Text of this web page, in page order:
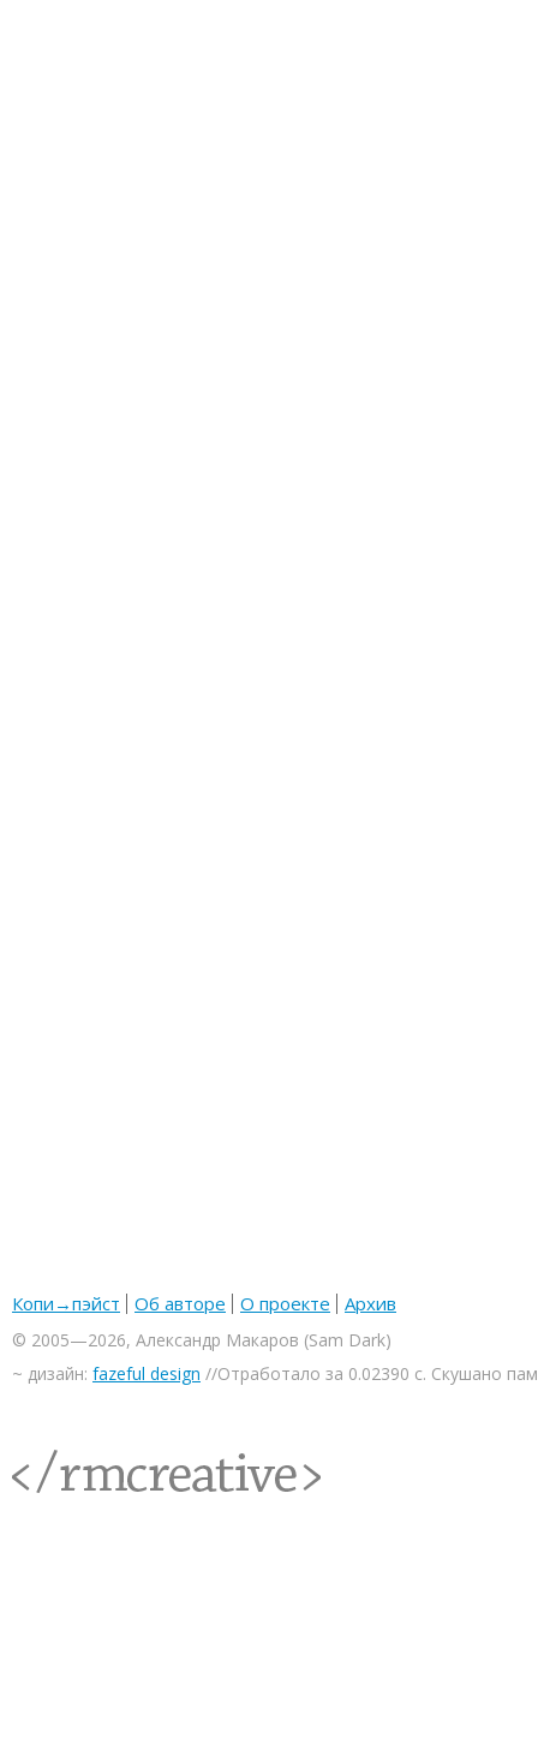
Копи→пэйст Об авторе О проекте Архив
© 2005—2026, Александр Макаров (Sam Dark)
~ дизайн: fazeful design //Отработало за 0.02390 с. Скушано
<rmcreative/>